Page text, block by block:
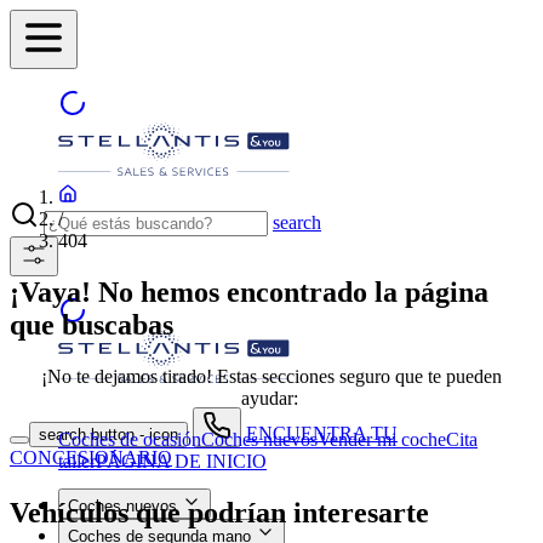
search
search button - icon
ENCUENTRA TU
CONCESIONARIO
Coches nuevos
Coches de segunda mano
/
404
¡Vaya! No hemos encontrado la página
que buscabas
¡No te dejamos tirado! Estas secciones seguro que te pueden
ayudar:
Coches de ocasiónCoches nuevosVender mi cocheCita
tallerPÁGINA DE INICIO
Vehículos que podrían interesarte